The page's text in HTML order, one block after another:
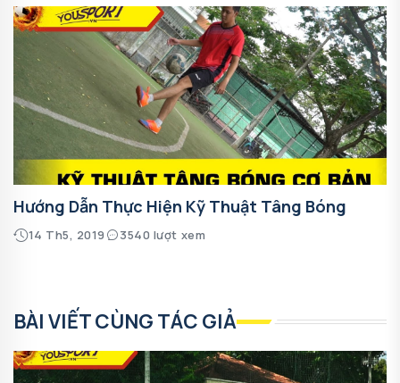
Hướng Dẫn Thực Hiện Kỹ Thuật Tâng Bóng
14 Th5, 2019 3540 lượt xem
BÀI VIẾT CÙNG TÁC GIẢ